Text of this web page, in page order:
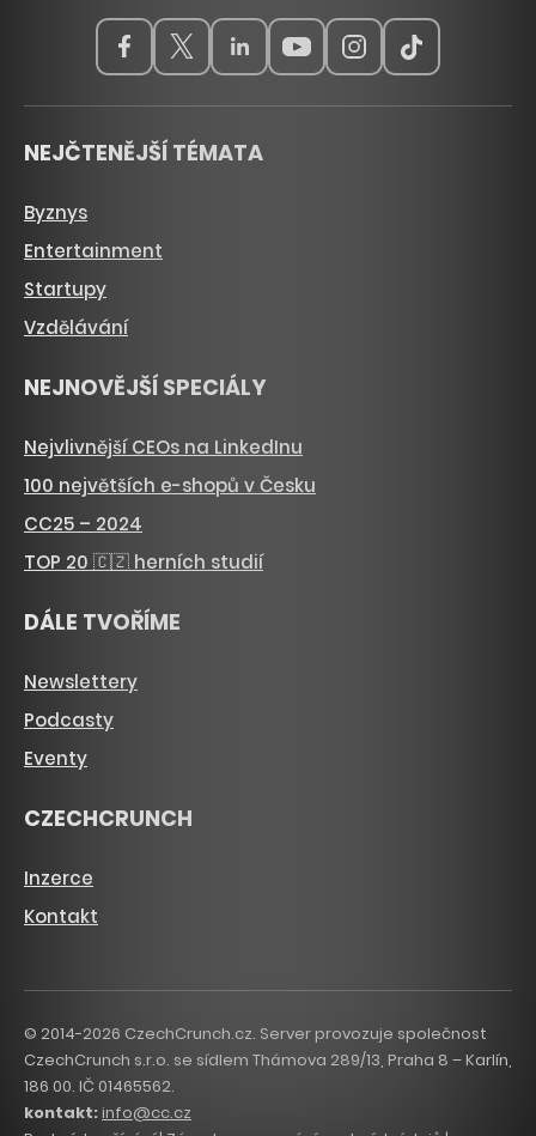
NEJČTENĚJŠÍ TÉMATA
Byznys
Entertainment
Startupy
Vzdělávání
NEJNOVĚJŠÍ SPECIÁLY
Nejvlivnější CEOs na LinkedInu
100 největších e-shopů v Česku
CC25 – 2024
TOP 20 🇨🇿 herních studií
DÁLE TVOŘÍME
Newslettery
Podcasty
Eventy
CZECHCRUNCH
Inzerce
Kontakt
© 2014-2026 CzechCrunch.cz. Server provozuje společnost
CzechCrunch s.r.o. se sídlem Thámova 289/13, Praha 8 – Karlín,
186 00. IČ 01465562.
kontakt:info@cc.cz